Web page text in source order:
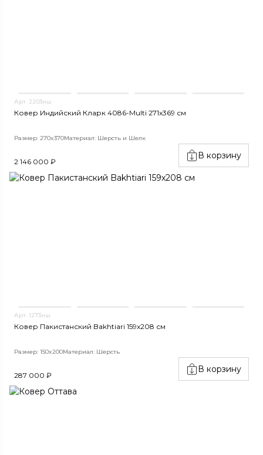
Арт. 2203нш
Ковер Индийский Кларк 4086-Multi 271x369 см
Размер: 270x370Материал: Шерсть и Шелк
2 146 000 ₽
В корзину
Арт. 1273нш
Ковер Пакистанский Bakhtiari 159x208 см
Размер: 150x200Материал: Шерсть
287 000 ₽
В корзину